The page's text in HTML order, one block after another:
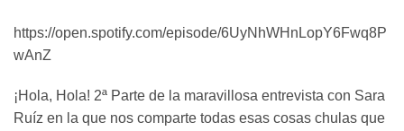
https://open.spotify.com/episode/6UyNhWHnLopY6Fwq8P
wAnZ
¡Hola, Hola! 2ª Parte de la maravillosa entrevista con Sara
Ruíz en la que nos comparte todas esas cosas chulas que